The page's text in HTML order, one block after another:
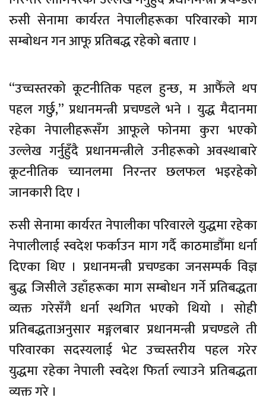
रुसी सेनामा कार्यरत नेपालीहरूका परिवारको माग
सम्बोधन गन आफू प्रतिबद्ध रहेको बताए ।
“उच्चस्तरको कूटनीतिक पहल हुन्छ, म आफैँले थप
पहल गर्छु,” प्रधानमन्त्री प्रचण्डले भने । युद्ध मैदानमा
रहेका नेपालीहरूसँग आफूले फोनमा कुरा भएको
उल्लेख गर्नुहुँदै प्रधानमन्त्रीले उनीहरूको अवस्थाबारे
कूटनीतिक च्यानलमा निरन्तर छलफल भइरहेको
जानकारी दिए ।
रुसी सेनामा कार्यरत नेपालीका परिवारले युद्धमा रहेका
नेपालीलाई स्वदेश फर्काउन माग गर्दै काठमाडौँमा धर्ना
दिएका थिए । प्रधानमन्त्री प्रचण्डका जनसम्पर्क विज्ञ
बुद्ध जिसीले उहाँहरूका माग सम्बोधन गर्ने प्रतिबद्धता
व्यक्त गरेसँगै धर्ना स्थगित भएको थियो । सोही
प्रतिबद्धताअनुसार मङ्गलबार प्रधानमन्त्री प्रचण्डले ती
परिवारका सदस्यलाई भेट उच्चस्तरीय पहल गरेर
युद्धमा रहेका नेपाली स्वदेश फिर्ता ल्याउने प्रतिबद्धता
व्यक्त गरे ।